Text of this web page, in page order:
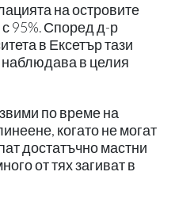
на островите
95%. Според д-р
в Ексетър тази
в целия
по време на
когато не могат
достатъчно мастни
от тях загиват в